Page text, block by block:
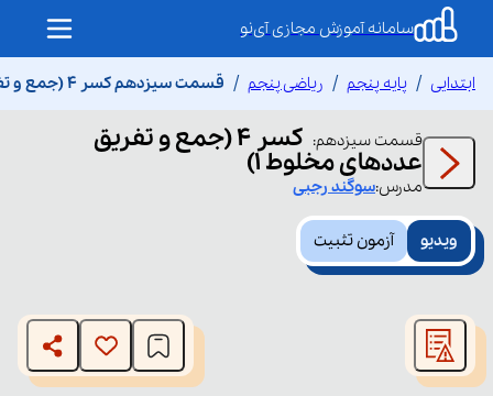
سامانه آموزش مجازی آی‌نو
ابتدایی پایه پنجم ریاضی پنجم قسمت سیزدهم کسر ۴ (جمع و تفریق عددهای مخلوط 1)
قسمت سیزدهم: کسر ۴ (جمع و تفریق
عددهای مخلوط 1)
مدرس:سوگند رجبی
ویدیو آزمون تثبیت
modal
window.
The media could not be loaded, either because the server
or network failed or because the format is not supported.